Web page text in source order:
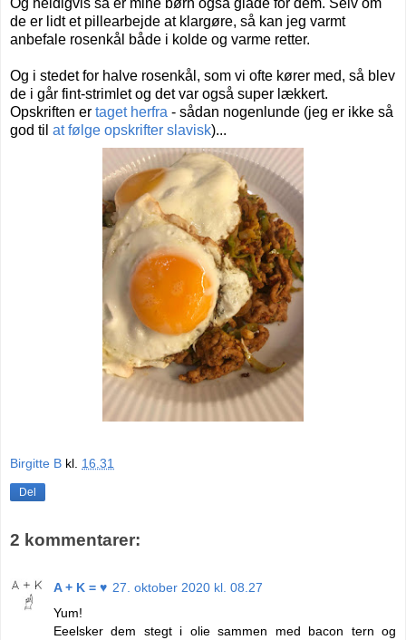
de er lidt et pillearbejde at klargøre, så kan jeg varmt
anbefale rosenkål både i kolde og varme retter.
Og i stedet for halve rosenkål, som vi ofte kører med, så blev
de i går fint-strimlet og det var også super lækkert.
Opskriften er taget herfra - sådan nogenlunde (jeg er ikke så
god til at følge opskrifter slavisk)...
Birgitte B kl. 16.31
Del
2 kommentarer:
A + K = ♥ 27. oktober 2020 kl. 08.27
Yum!
Eeelsker dem stegt i olie sammen med bacon tern og